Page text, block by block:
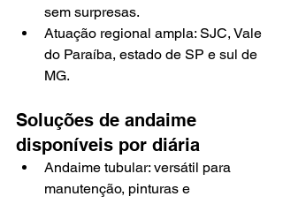
sem surpresas.
Atuação regional ampla: SJC, Vale
do Paraíba, estado de SP e sul de
MG.
Soluções de andaime
disponíveis por diária
Andaime tubular: versátil para
manutenção, pinturas e